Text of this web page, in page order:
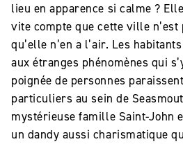
lieu en apparence si calme ?
vite compte que cette ville
qu’elle n’en a l’air. Les
aux étranges phénomènes qui
poignée de personnes
particuliers au sein de
mystérieuse famille Saint-John
un dandy aussi charismatique